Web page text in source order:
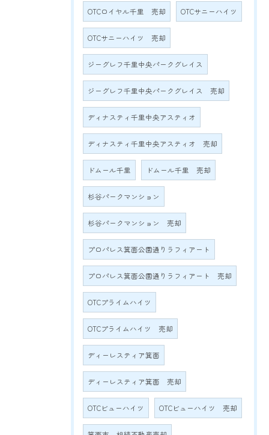
OTCロイヤル千里 売却 OTCサニーハイツ
OTCサニーハイツ 売却
ジーグレフ千里中央パークグレイス
ジーグレフ千里中央パークグレイス 売却
ディナスティ千里中央アスティオ
ディナスティ千里中央アスティオ 売却
ドムール千里 ドムール千里 売却
杉谷パークマンション
杉谷パークマンション 売却
プロパレス箕面公園通りラフィアート
プロパレス箕面公園通りラフィアート 売却
OTCプライムハイツ
OTCプライムハイツ 売却
ディーレスティア箕面
ディーレスティア箕面 売却
OTCビューハイツ OTCビューハイツ 売却